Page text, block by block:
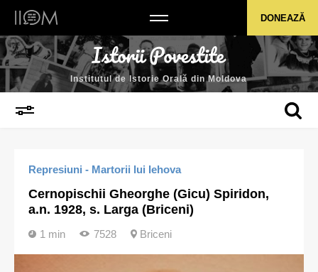
Institutul de Istorie Orală din MoldovaDONEAZĂ
Institutul de Istorie Orală din Moldova
Represiuni - Martorii lui Iehova
Cernopischii Gheorghe (Gicu) Spiridon,
a.n. 1928, s. Larga (Briceni)
1 min 7528 Briceni